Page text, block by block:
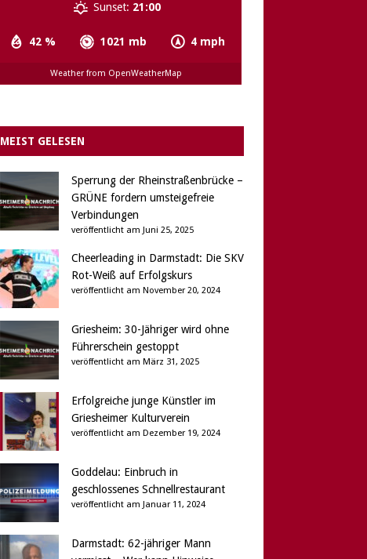
42 % 1021 mb 4 mph
Sunset: 21:00
Weather from OpenWeatherMap
MEIST GELESEN
Sperrung der Rheinstraßenbrücke –
GRÜNE fordern umsteigefreie
Verbindungen
veröffentlicht am Juni 25, 2025
Cheerleading in Darmstadt: Die SKV
Rot-Weiß auf Erfolgskurs
veröffentlicht am November 20, 2024
Griesheim: 30-Jähriger wird ohne
Führerschein gestoppt
veröffentlicht am März 31, 2025
Erfolgreiche junge Künstler im
Griesheimer Kulturverein
veröffentlicht am Dezember 19, 2024
Goddelau: Einbruch in
geschlossenes Schnellrestaurant
veröffentlicht am Januar 11, 2024
Darmstadt: 62-jähriger Mann